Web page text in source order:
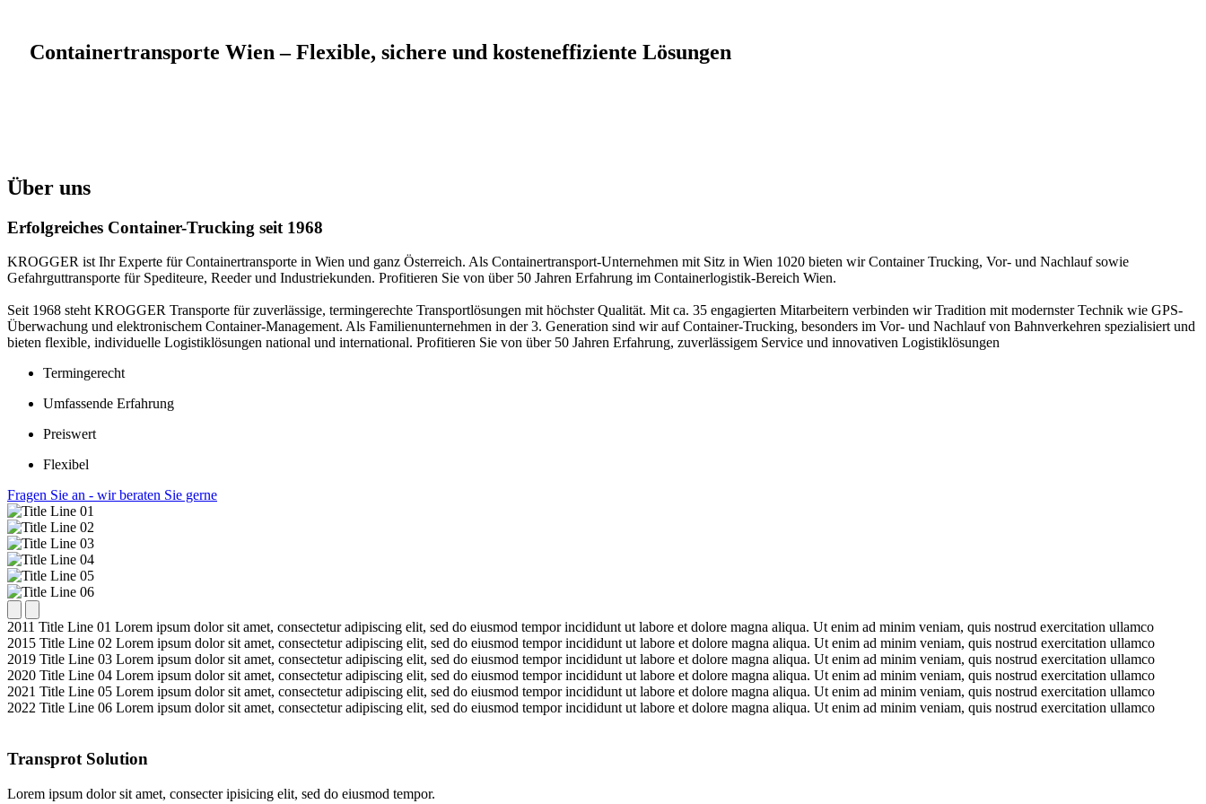
Containertransporte Wien – Flexible, sichere und kosteneffiziente Lösungen
Über uns
Erfolgreiches Container-Trucking seit 1968
KROGGER ist Ihr Experte für Containertransporte in Wien und ganz Österreich. Als Containertransport-Unternehmen mit Sitz in Wien 1020 bieten wir Container Trucking, Vor- und Nachlauf sowie
Gefahrguttransporte für Spediteure, Reeder und Industriekunden. Profitieren Sie von über 50 Jahren Erfahrung im Containerlogistik-Bereich Wien.
Seit 1968 steht KROGGER Transporte für zuverlässige, termingerechte Transportlösungen mit höchster Qualität. Mit ca. 35 engagierten Mitarbeitern verbinden wir Tradition mit modernster Technik wie GPS-
Überwachung und elektronischem Container-Management. Als Familienunternehmen in der 3. Generation sind wir auf Container-Trucking, besonders im Vor- und Nachlauf von Bahnverkehren spezialisiert und
bieten flexible, individuelle Logistiklösungen national und international. Profitieren Sie von über 50 Jahren Erfahrung, zuverlässigem Service und innovativen Logistiklösungen
Termingerecht
Umfassende Erfahrung
Preiswert
Flexibel
Fragen Sie an - wir beraten Sie gerne
2011 Title Line 01 Lorem ipsum dolor sit amet, consectetur adipiscing elit, sed do eiusmod tempor incididunt ut labore et dolore magna aliqua. Ut enim ad minim veniam, quis nostrud exercitation ullamco
2015 Title Line 02 Lorem ipsum dolor sit amet, consectetur adipiscing elit, sed do eiusmod tempor incididunt ut labore et dolore magna aliqua. Ut enim ad minim veniam, quis nostrud exercitation ullamco
2019 Title Line 03 Lorem ipsum dolor sit amet, consectetur adipiscing elit, sed do eiusmod tempor incididunt ut labore et dolore magna aliqua. Ut enim ad minim veniam, quis nostrud exercitation ullamco
2020 Title Line 04 Lorem ipsum dolor sit amet, consectetur adipiscing elit, sed do eiusmod tempor incididunt ut labore et dolore magna aliqua. Ut enim ad minim veniam, quis nostrud exercitation ullamco
2021 Title Line 05 Lorem ipsum dolor sit amet, consectetur adipiscing elit, sed do eiusmod tempor incididunt ut labore et dolore magna aliqua. Ut enim ad minim veniam, quis nostrud exercitation ullamco
2022 Title Line 06 Lorem ipsum dolor sit amet, consectetur adipiscing elit, sed do eiusmod tempor incididunt ut labore et dolore magna aliqua. Ut enim ad minim veniam, quis nostrud exercitation ullamco
Transprot Solution
Lorem ipsum dolor sit amet, consecter ipisicing elit, sed do eiusmod tempor.